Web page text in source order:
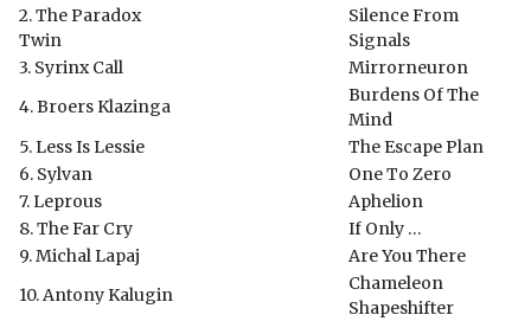
2. The Paradox
Twin
Silence From
Signals
3. Syrinx Call
Mirrorneuron
4. Broers Klazinga
Burdens Of The
Mind
5. Less Is Lessie
The Escape Plan
6. Sylvan
One To Zero
7. Leprous
Aphelion
8. The Far Cry
If Only …
9. Michal Lapaj
Are You There
10. Antony Kalugin
Chameleon
Shapeshifter